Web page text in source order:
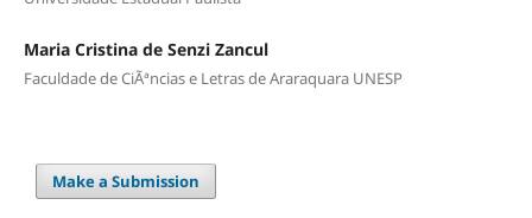
Maria Cristina de Senzi Zancul
Faculdade de CiÃªncias e Letras de Araraquara UNESP
Make a Submission